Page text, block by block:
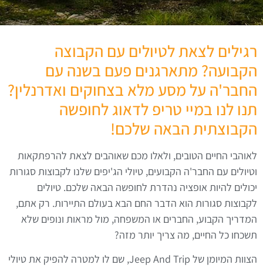
רגילים לצאת לטיולים עם הקבוצה
הקבועה? מתארגנים פעם בשנה עם
החבר'ה על מסע מלא בצחוקים ואדרנלין?
תנו לנו במיי טריפ לדאוג לחופשה
הקבוצתית הבאה שלכם!
לאוהבי החיים הטובים, ולאלו מכם שאוהבים לצאת להרפתקאות
וטיולים עם החבר'ה הקבועים, טיולי הג'יפים שלנו לקבוצות סגורות
יכולים להיות אופציה נהדרת לחופשה הבאה שלכם. טיולים
לקבוצות סגורות הוא הדבר החם הבא בעולם התיירות. רק אתם,
המדריך הקבוע, החברים או המשפחה, מול מראות ונופים שלא
תשכחו כל החיים, מה צריך יותר מזה?
הצוות המיומן של Jeep And Trip, שם לו למטרה להפיק את טיולי